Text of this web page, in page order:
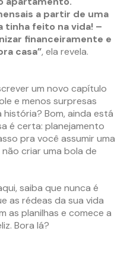
a partir de uma
tinha feito na vida! –
financeiramente e
casa”, ela revela.
um novo capítulo
e menos surpresas
história? Bom, ainda está
é certa: planejamento
pra você assumir uma
criar uma bola de
saiba que nunca é
as rédeas da sua vida
as planilhas e comece a
Bora lá?